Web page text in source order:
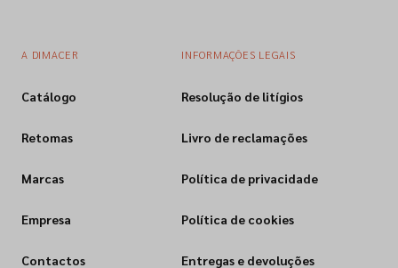
A DIMACER
Catálogo
Retomas
Marcas
Empresa
Contactos
INFORMAÇÕES LEGAIS
Resolução de litígios
Livro de reclamações
Política de privacidade
Política de cookies
Entregas e devoluções